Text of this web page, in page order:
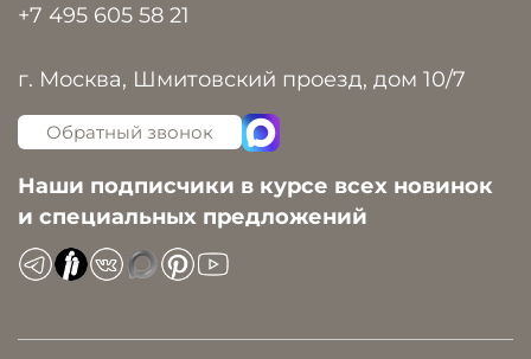
+7 495 605 58 21
г. Москва, Шмитовский проезд, дом 10/7
Обратный звонок
Наши подписчики в курсе всех новинок
и специальных предложений